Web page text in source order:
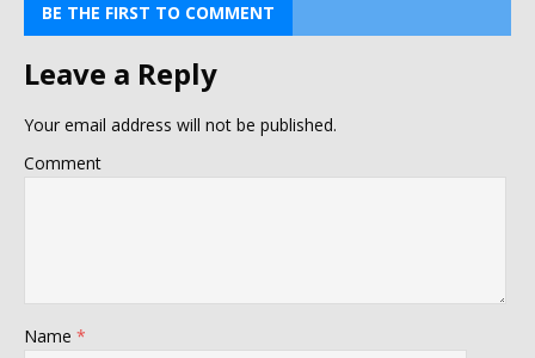
BE THE FIRST TO COMMENT
Leave a Reply
Your email address will not be published.
Comment
Name *